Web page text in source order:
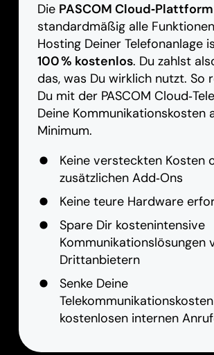
Die PASCOM Cloud‑Plattform
standardmäßig alle
Hosting Deiner Telefonanlage
100 % kostenlos. Du zahlst
das, was Du wirklich nutzt. So
Du mit der PASCOM
Deine Kommunikationskosten
Minimum.
Keine versteckten Kosten
zusätzlichen Add‑Ons
Keine teure Hardware
Spare Dir kostenintensive
Kommunikationslösungen
Drittanbietern
Senke Deine
kostenlosen internen